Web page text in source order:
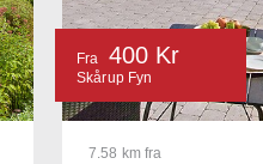
7.58 km fra
Fra 400 Kr
Skårup Fyn